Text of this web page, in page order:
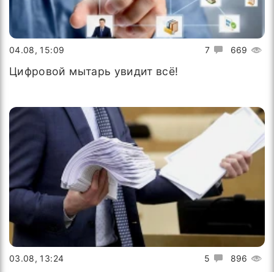
7 669
04.08, 15:09
Цифровой мытарь увидит всё!
5 896
03.08, 13:24